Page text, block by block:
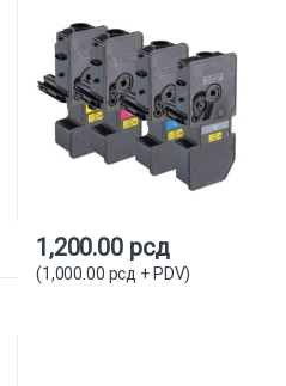
1,200.00 рсд
(1,000.00 рсд + PDV)